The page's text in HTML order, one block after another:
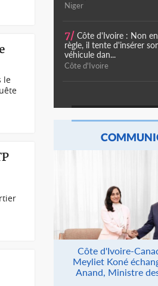
le
Niger
7/ Côte d'Ivoire : Non en
règle, il tente d'insérer
véhicule dan...
Côte d'Ivoire
Côte d'Ivoire-
Meyliet Koné
Anand, Ministre